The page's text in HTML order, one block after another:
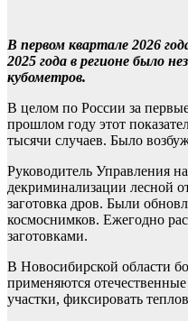
В первом квартале 2026
2025 года в регионе было
кубометров.
В целом по России за
прошлом году этот
тысячи случаев. Было
Руководитель Управления
декриминализации лесной
заготовка дров. Были
космоснимков. Ежегодно
заготовками.
В Новосибирской области
применяются
участки, фиксировать